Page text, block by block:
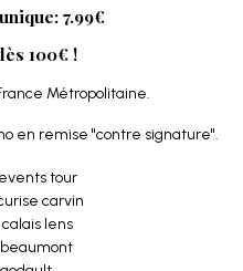
7.99€
100€ !
Métropolitaine.
en remise "contre signature".